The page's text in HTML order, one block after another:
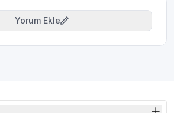
Yorum Ekle